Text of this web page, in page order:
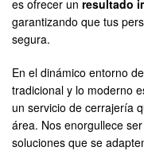
es ofrecer un resultado
garantizando que tus
segura.
En el dinámico entorno
tradicional y lo moderno
un servicio de cerrajería
área. Nos enorgullece
soluciones que se